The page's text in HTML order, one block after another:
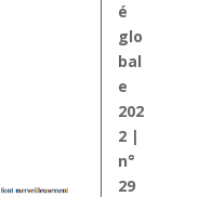
é
glo
bal
e
202
2 |
n°
29